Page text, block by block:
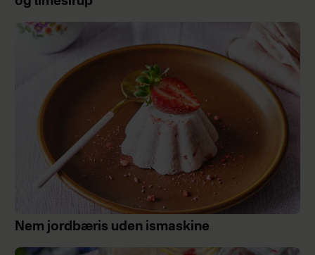
pistacienødder?
Ingen ved det, men alle har en
holdning - for brunkagen er helt sin
egen… Præcis lige som dig.
Nem jordbæris uden ismaskine